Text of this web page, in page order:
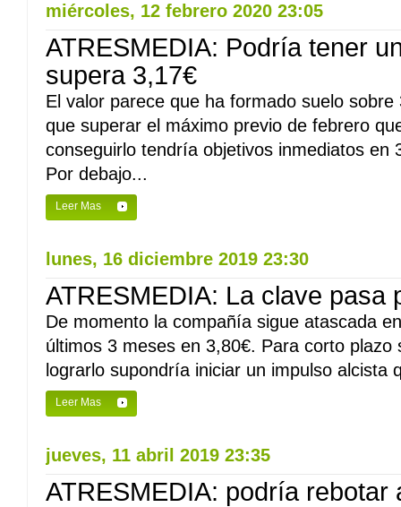
miércoles, 12 febrero 2020 23:05
ATRESMEDIA: Podría tener
supera 3,17€
El valor parece que ha formado suelo
que superar el máximo previo de febrero
conseguirlo tendría objetivos inmediatos en
Por debajo...
Leer Mas
lunes, 16 diciembre 2019 23:30
ATRESMEDIA: La clave pasa
De momento la compañía sigue atascada
últimos 3 meses en 3,80€. Para corto plazo
lograrlo supondría iniciar un impulso alcista
Leer Mas
jueves, 11 abril 2019 23:35
ATRESMEDIA: podría rebotar